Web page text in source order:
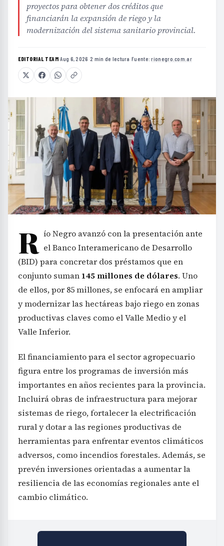
proyectos para obtener dos créditos que
financiarán la expansión de riego y la
modernización del sistema sanitario provincial.
EDITORIAL TEAM·Aug 6, 2026 ·2 min de lectura ·Fuente:rionegro.com.ar
R ío Negro avanzó con la presentación ante
el Banco Interamericano de Desarrollo
(BID) para concretar dos préstamos que en
conjunto suman 145 millones de dólares. Uno
de ellos, por 85 millones, se enfocará en ampliar
y modernizar las hectáreas bajo riego en zonas
productivas claves como el Valle Medio y el
Valle Inferior.
El financiamiento para el sector agropecuario
figura entre los programas de inversión más
importantes en años recientes para la provincia.
Incluirá obras de infraestructura para mejorar
sistemas de riego, fortalecer la electrificación
rural y dotar a las regiones productivas de
herramientas para enfrentar eventos climáticos
adversos, como incendios forestales. Además, se
prevén inversiones orientadas a aumentar la
resiliencia de las economías regionales ante el
cambio climático.